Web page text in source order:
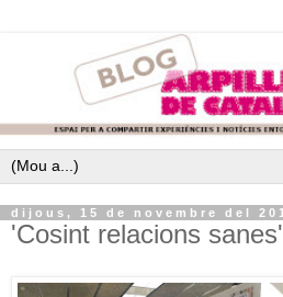
dijous, 15 de novembre del
'Cosint relacions sanes'